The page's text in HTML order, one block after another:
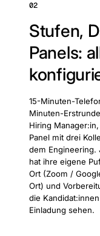
02
Stufen,
Panels:
15-Minuten-
Minuten-
Hiring
Panel mit drei
dem Engineering.
hat ihre eigene
Ort (Zoom /
Ort) und
die
Einladung sehen.